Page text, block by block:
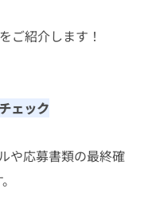
ご紹介します！
ェック
や応募書類の最終確